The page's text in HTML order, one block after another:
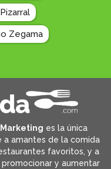
Zegama
Marketing es la única
amantes de la comida
favoritos, ya
y aumentar